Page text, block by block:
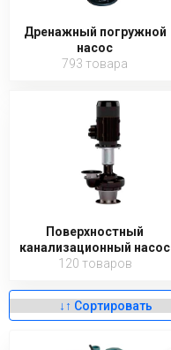
Дренажный погружной
насос
793 товара
Поверхностный
канализационный насос
120 товаров